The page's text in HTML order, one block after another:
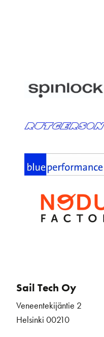
Sail Tech Oy
Veneentekijäntie 2
Helsinki 00210